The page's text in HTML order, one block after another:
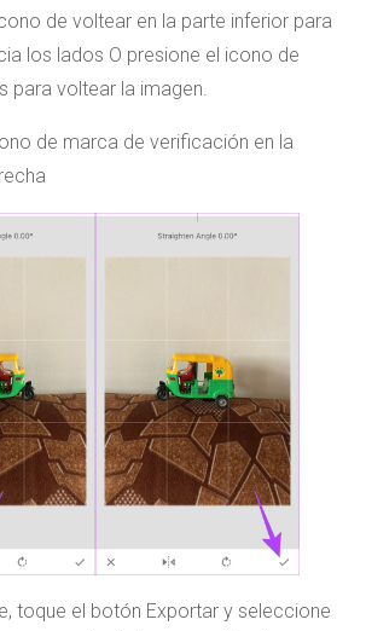
de voltear en la parte inferior para
los lados O presione el icono de
para voltear la imagen.
de marca de verificación en la
toque el botón Exportar y seleccione